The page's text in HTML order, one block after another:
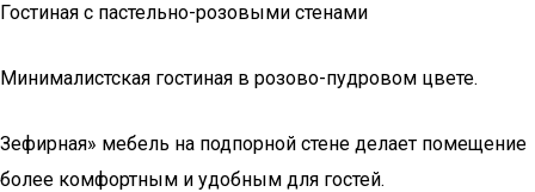
Гостиная с пастельно-розовыми стенами
Минималистская гостиная в розово-пудровом цвете.
Зефирная» мебель на подпорной стене делает помещение
более комфортным и удобным для гостей.